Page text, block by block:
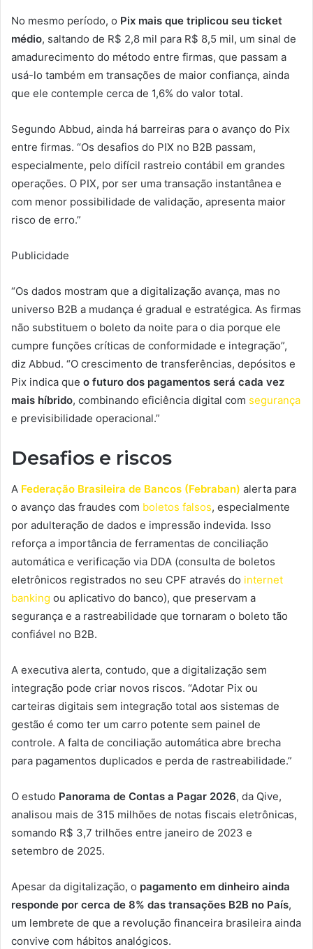
No mesmo período, o Pix mais que triplicou seu ticket
médio, saltando de R$ 2,8 mil para R$ 8,5 mil, um sinal de
amadurecimento do método entre firmas, que passam a
usá-lo também em transações de maior confiança, ainda
que ele contemple cerca de 1,6% do valor total.
Segundo Abbud, ainda há barreiras para o avanço do Pix
entre firmas. “Os desafios do PIX no B2B passam,
especialmente, pelo difícil rastreio contábil em grandes
operações. O PIX, por ser uma transação instantânea e
com menor possibilidade de validação, apresenta maior
risco de erro.”
Publicidade
“Os dados mostram que a digitalização avança, mas no
universo B2B a mudança é gradual e estratégica. As firmas
não substituem o boleto da noite para o dia porque ele
cumpre funções críticas de conformidade e integração”,
diz Abbud. “O crescimento de transferências, depósitos e
Pix indica que o futuro dos pagamentos será cada vez
mais híbrido, combinando eficiência digital com segurança
e previsibilidade operacional.”
Desafios e riscos
A Federação Brasileira de Bancos (Febraban) alerta para
o avanço das fraudes com boletos falsos, especialmente
por adulteração de dados e impressão indevida. Isso
reforça a importância de ferramentas de conciliação
automática e verificação via DDA (consulta de boletos
eletrônicos registrados no seu CPF através do internet
banking ou aplicativo do banco), que preservam a
segurança e a rastreabilidade que tornaram o boleto tão
confiável no B2B.
A executiva alerta, contudo, que a digitalização sem
integração pode criar novos riscos. “Adotar Pix ou
carteiras digitais sem integração total aos sistemas de
gestão é como ter um carro potente sem painel de
controle. A falta de conciliação automática abre brecha
para pagamentos duplicados e perda de rastreabilidade.”
O estudo Panorama de Contas a Pagar 2026, da Qive,
analisou mais de 315 milhões de notas fiscais eletrônicas,
somando R$ 3,7 trilhões entre janeiro de 2023 e
setembro de 2025.
Apesar da digitalização, o pagamento em dinheiro ainda
responde por cerca de 8% das transações B2B no País,
um lembrete de que a revolução financeira brasileira ainda
convive com hábitos analógicos.